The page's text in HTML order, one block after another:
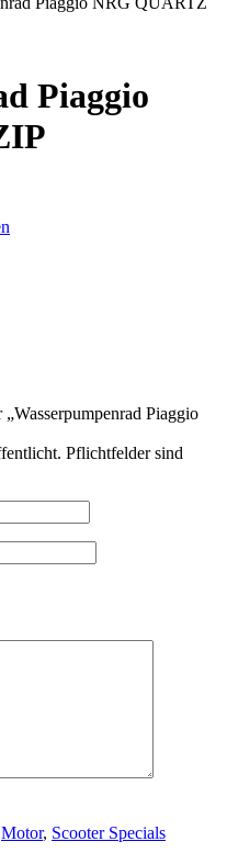
Piaggio
Piaggio
Pflichtfelder sind
Motor, Scooter Specials